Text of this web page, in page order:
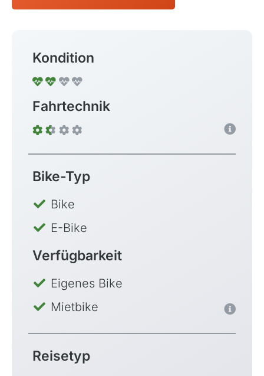
Kondition
Fahrtechnik
Bike-Typ
Bike
E-Bike
Verfügbarkeit
Eigenes Bike
Mietbike
Reisetyp